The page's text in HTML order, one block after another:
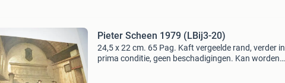
Pieter Scheen 1979 (LBij3-20)
24,5 x 22 cm. 65 Pag. Kaft vergeelde rand, verder in
prima conditie, geen beschadigingen. Kan worden